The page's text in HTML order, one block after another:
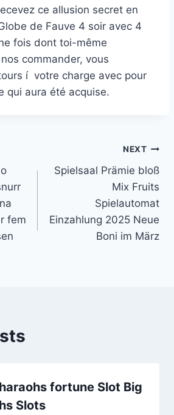
ce allusion secret en
de Fauve 4 soir avec 4
fois dont toi-même
commander, vous
í votre charge avec pour
qui aura été acquise.
fem
NEXT
Spielsaal Prämie bloß
Mix Fruits
Spielautomat
Einzahlung 2025 Neue
Boni im März
fortune Slot Big
Slots